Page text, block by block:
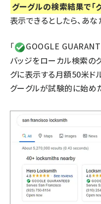
グーグルの検索結果で「
表示できるとしたら、あな
「
GOOGLE
バッジをローカル検索の
グに表示する月額50米ド
グーグルが試験的に始め